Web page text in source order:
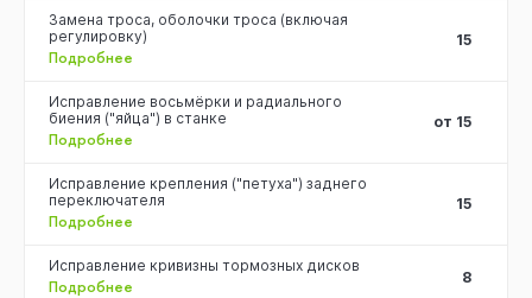
Замена троса, оболочки троса (включая
регулировку)
Подробнее
15
Исправление восьмёрки и радиального
биения ("яйца") в станке
Подробнее
от 15
Исправление крепления ("петуха") заднего
переключателя
Подробнее
15
Исправление кривизны тормозных дисков
Подробнее 8